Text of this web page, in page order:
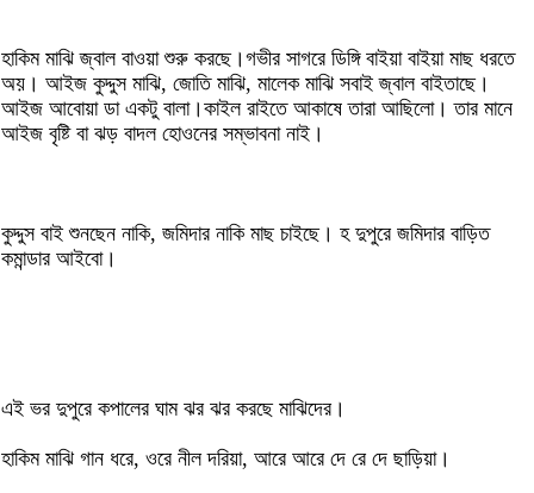
হাকিম মাঝি জ্বাল বাওয়া শুরু করছে।গভীর সাগরে ডিঙ্গি বাইয়া বাইয়া মাছ ধরতে
অয়। আইজ কুদ্দুস মাঝি, জোতি মাঝি, মালেক মাঝি সবাই জ্বাল বাইতাছে।
আইজ আবোয়া ডা একটু বালা।কাইল রাইতে আকাষে তারা আছিলো। তার মানে
আইজ বৃষ্টি বা ঝড় বাদল হোওনের সম্ভাবনা নাই।
কুদ্দুস বাই শুনছেন নাকি, জমিদার নাকি মাছ চাইছে। হ দুপুরে জমিদার বাড়িত
কমান্ডার আইবো।
এই ভর দুপুরে কপালের ঘাম ঝর ঝর করছে মাঝিদের।
হাকিম মাঝি গান ধরে, ওরে নীল দরিয়া, আরে আরে দে রে দে ছাড়িয়া।